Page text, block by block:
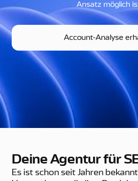
Ansatz möglich
Account-Analyse
Deine Agentur für
Es ist schon seit Jahren